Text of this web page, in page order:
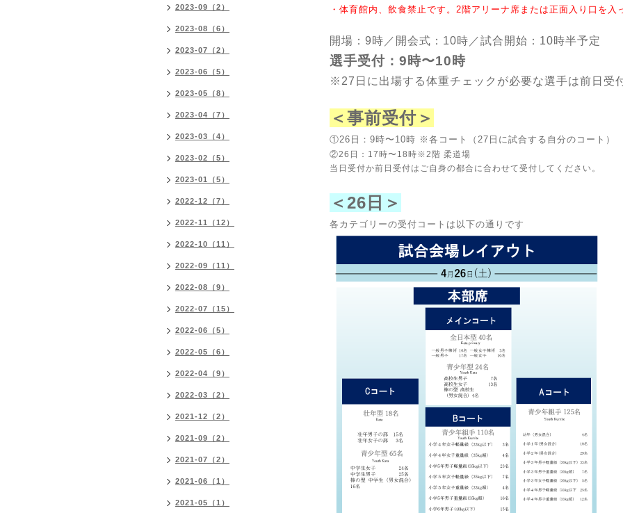
・体育館内、飲食禁止です。2階アリーナ席または正面入り口を
開場：9時／開会式：10時／試合開始：10時半予定
選手受付：9時〜10時
※27日に出場する体重チェックが必要な選手は前日受
＜事前受付＞
①26 日：9時〜10時 ※ 各コート（27日に試合する自分のコート）
②26日：17時〜18時※2階 柔道場
当日受付か前日受付はご自身の都合に合わせて受付してください。
＜26日＞
各カテゴリーの受付コートは以下の通りです
2023-09（2）
2023-08（6）
2023-07（2）
2023-06（5）
2023-05（8）
2023-04（7）
2023-03（4）
2023-02（5）
2023-01（5）
2022-12（7）
2022-11（12）
2022-10（11）
2022-09（11）
2022-08（9）
2022-07（15）
2022-06（5）
2022-05（6）
2022-04（9）
2022-03（2）
2021-12（2）
2021-09（2）
2021-07（2）
2021-06（1）
2021-05（1）